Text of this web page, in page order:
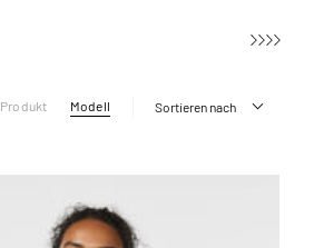
Produkt Modell Sortieren nach